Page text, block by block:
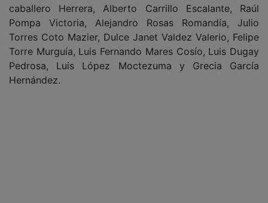
caballero Herrera, Alberto Carrillo Escalante, Raúl
Pompa Victoria, Alejandro Rosas Romandía, Julio
Torres Coto Mazier, Dulce Janet Valdez Valerio, Felipe
Torre Murguía, Luis Fernando Mares Cosío, Luis Dugay
Pedrosa, Luis López Moctezuma y Grecia García
Hernández.